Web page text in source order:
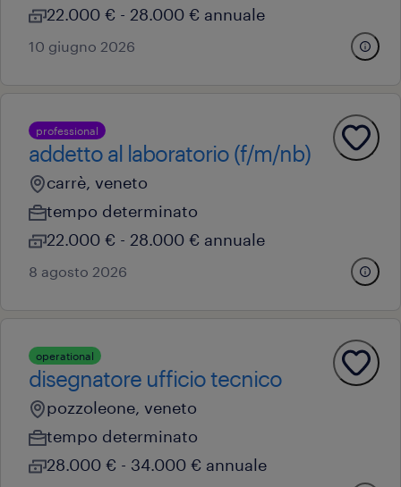
22.000 € - 28.000 € annuale
10 giugno 2026
professional
addetto al laboratorio (f/m/nb)
carrè, veneto
tempo determinato
22.000 € - 28.000 € annuale
8 agosto 2026
operational
disegnatore ufficio tecnico
pozzoleone, veneto
tempo determinato
28.000 € - 34.000 € annuale